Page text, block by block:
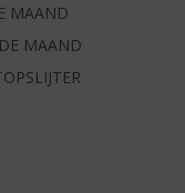
MAAND
MAAND